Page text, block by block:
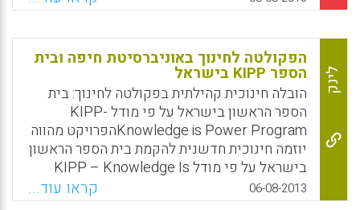
ששעורי מדעים מסורתיים אינם יכולים לספק.
סוג שעור זה כולל בכל שלב, חקר מבוסס על נסיון
ומקורות המפנים לתכנית הלימודים K-12. היעד
והתכלית של שעור זה הם, שהתלמידים ילמדו על
מינים בטבע הנתונים בסכנת הכחדה באזור
מגוריהם, לנתח ולפרש נתונים ניסיוניים, לבנות
הסבר המנמק מדוע המינים שהם בחרו, הם
החשובים ביותר לבריאות הכוללת של הסביבה
האקולוגית ואז לתקשר עם עמיתים ולהעביר להם
את הטיעונים שלהם ( Horton, Jessica, Golden,
Barry Parmly, Jilynn ).
לינק
הפקולטה לחינוך באוניברסיטת חיפה ובית
הספר KIPP בישראל
הובלה חינוכית קהילתית בפקולטה לחינוך: בית
הספר הראשון בישראל על פי מודל KIPP-
Knowledge is Power Programהפרויקט מהווה
יוזמה חינוכית חדשנית להקמת בית הספר הראשון
בישראל על פי מודל KIPP – Knowledge Is
Power Program, בשיתוף עם משרד החינוך
ומרכז חינוך ליאו בק. התוכנית נועדה לתמוך
06-08-2013 קראו עוד...